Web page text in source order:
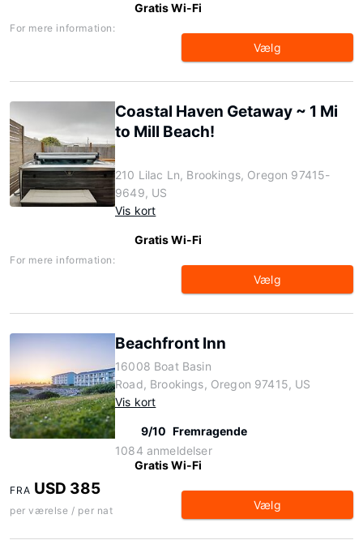
Gratis Wi-Fi
For mere information:
Vælg
Coastal Haven Getaway ~ 1 Mi
to Mill Beach!
210 Lilac Ln, Brookings, Oregon 97415-
9649, US
Vis kort
Gratis Wi-Fi
For mere information:
Vælg
Beachfront Inn
16008 Boat Basin
Road, Brookings, Oregon 97415, US
Vis kort
9/10 Fremragende
1084 anmeldelser
Gratis Wi-Fi
FRA USD 385
per værelse / per nat Vælg